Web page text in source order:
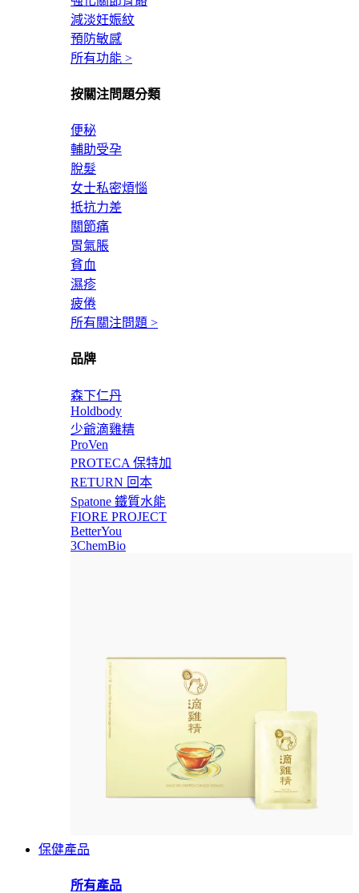
減淡妊娠紋
預防敏感
所有功能 >
按關注問題分類
便秘
輔助受孕
脫髮
女士私密煩惱
抵抗力差
關節痛
胃氣脹
貧血
濕疹
疲倦
所有關注問題 >
品牌
森下仁丹
Holdbody
少爺滴雞精
ProVen
PROTECA 保特加
RETURN 回本
Spatone 鐵質水能
FIORE PROJECT
BetterYou
3ChemBio
保健產品
所有產品